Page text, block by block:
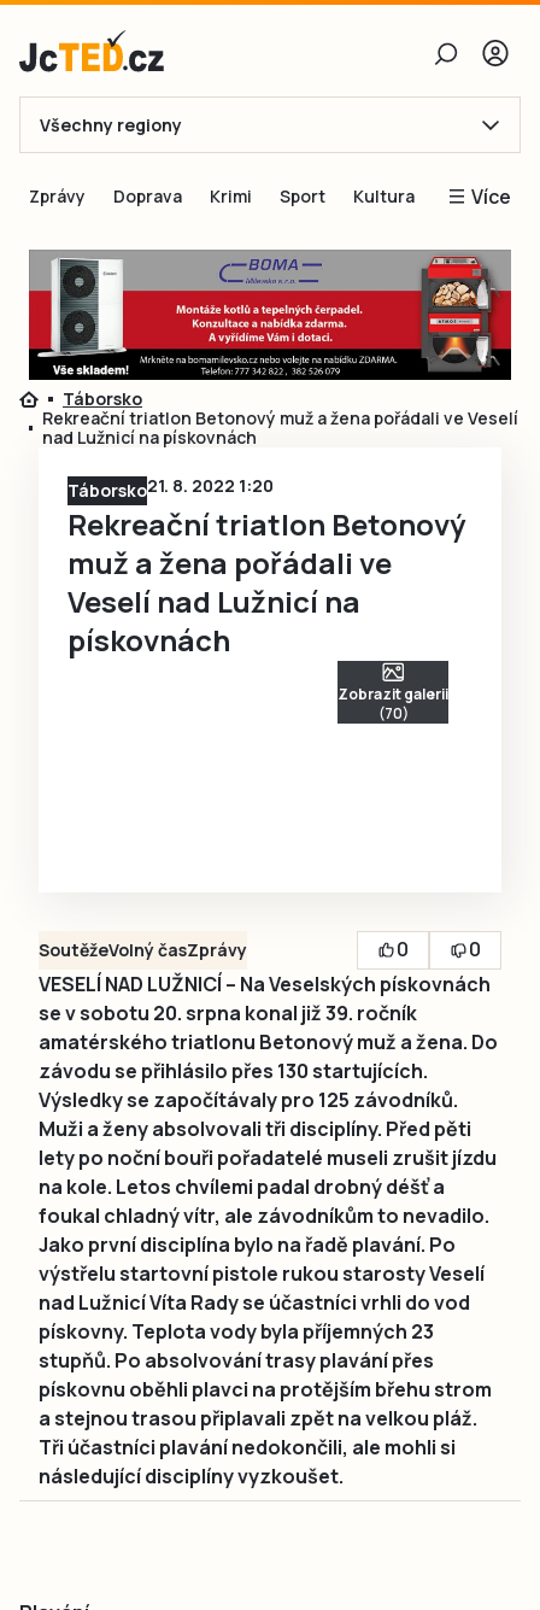
E-mail
Obnovit heslo
Přihlásit se
Ještě nemám účet, chci se
Všechny regiony
Zprávy Doprava Krimi Sport Kultura Více
Blogy
Inspirace
Čtenáři píší
Speciální přílohy
Táborsko
Rekreační triatlon Betonový muž a žena pořádali ve Veselí
nad Lužnicí na pískovnách
Táborsko21. 8. 2022 1:20
Rekreační triatlon Betonový
muž a žena pořádali ve
Veselí nad Lužnicí na
pískovnách
Zobrazit galerii
(70)
SoutěžeVolný časZprávy 0
0
VESELÍ NAD LUŽNICÍ – Na Veselských pískovnách
se v sobotu 20. srpna konal již 39. ročník
amatérského triatlonu Betonový muž a žena. Do
závodu se přihlásilo přes 130 startujících.
Výsledky se započítávaly pro 125 závodníků.
Muži a ženy absolvovali tři disciplíny. Před pěti
lety po noční bouři pořadatelé museli zrušit jízdu
na kole. Letos chvílemi padal drobný déšť a
foukal chladný vítr, ale závodníkům to nevadilo.
Jako první disciplína bylo na řadě plavání. Po
výstřelu startovní pistole rukou starosty Veselí
nad Lužnicí Víta Rady se účastníci vrhli do vod
pískovny. Teplota vody byla příjemných 23
stupňů. Po absolvování trasy plavání přes
pískovnu oběhli plavci na protějším břehu strom
a stejnou trasou připlavali zpět na velkou pláž.
Tři účastníci plavání nedokončili, ale mohli si
následující disciplíny vyzkoušet.